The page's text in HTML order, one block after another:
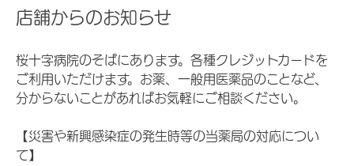
店舗からのお知らせ
桜十字病院のそばにあります。各種クレジットカードを
ご利用いただけます。お薬、一般用医薬品のことなど、
分からないことがあればお気軽にご相談ください。
【災害や新興感染症の発生時等の当薬局の対応につい
て】